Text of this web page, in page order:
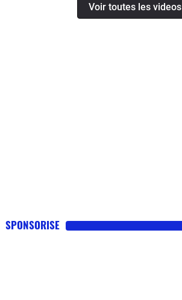
Voir toutes les videos
SPONSORISE